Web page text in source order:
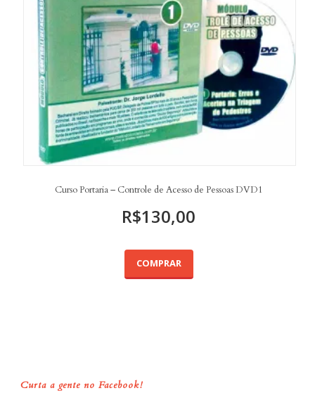
Curso Portaria – Controle de Acesso de Pessoas DVD1
R$130,00
COMPRAR
Curta a gente no Facebook!